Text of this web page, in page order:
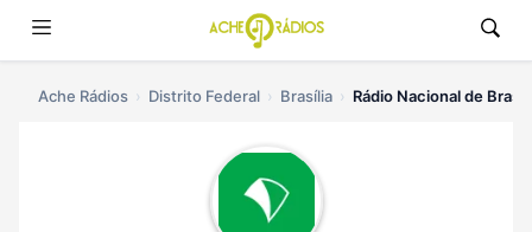
Ache Rádios Distrito Federal Brasília Rádio Nacional de